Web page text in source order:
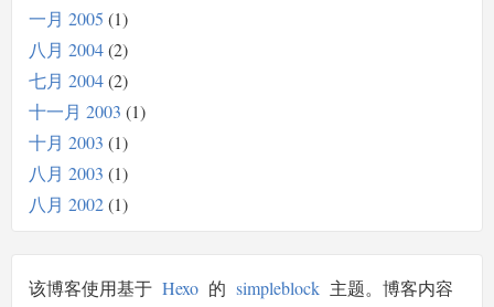
一月 2005 1
八月 2004 2
七月 2004 2
十一月 2003 1
十月 2003 1
八月 2003 1
八月 2002 1
该博客使用基于 Hexo 的 simpleblock 主题。博客内容